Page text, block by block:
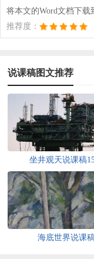
将本文的Word文档下
推荐度：
说课稿图文推荐
坐井观天说课稿
海底世界说课